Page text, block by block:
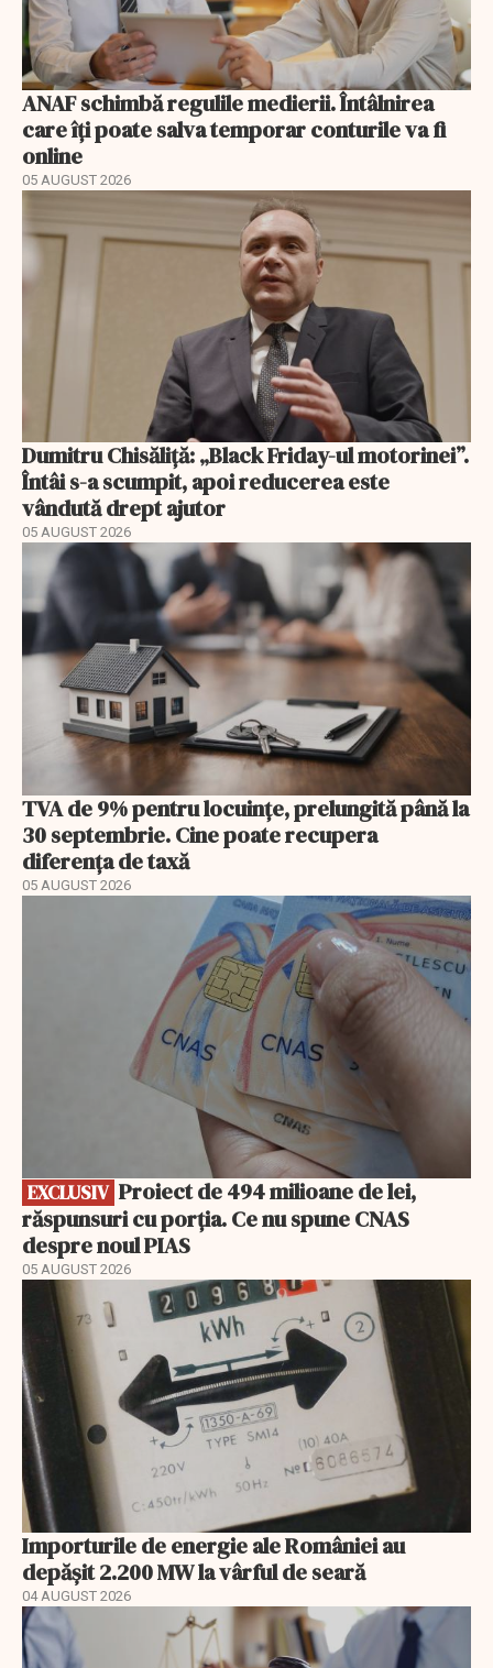
ANAF schimbă regulile medierii. Întâlnirea
care îți poate salva temporar conturile va fi
online
05 AUGUST 2026
Dumitru Chisăliță: „Black Friday-ul motorinei”.
Întâi s-a scumpit, apoi reducerea este
vândută drept ajutor
05 AUGUST 2026
TVA de 9% pentru locuințe, prelungită până la
30 septembrie. Cine poate recupera
diferența de taxă
05 AUGUST 2026
EXCLUSIV
răspunsuri cu porția. Ce nu spune CNAS
despre noul PIAS
05 AUGUST 2026
Importurile de energie ale României au
depășit 2.200 MW la vârful de seară
04 AUGUST 2026